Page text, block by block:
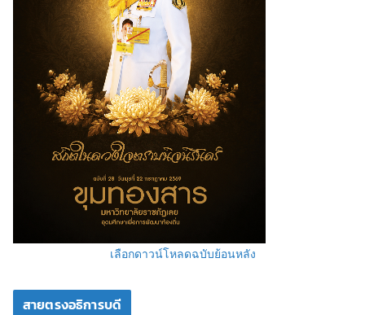
เลือกดาวน์โหลดฉบับย้อนหลัง
สายตรงอธิการบดี